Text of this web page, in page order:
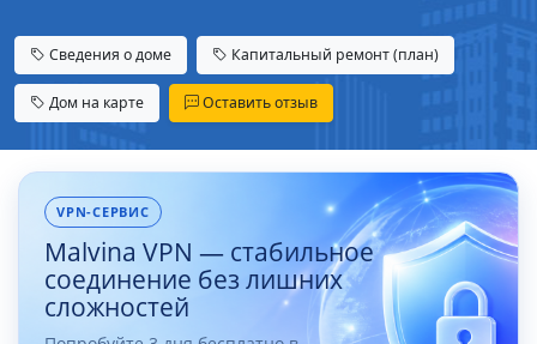
Сведения о доме Капитальный ремонт (план)
Дом на карте Оставить отзыв
VPN-СЕРВИС
Malvina VPN — стабильное
соединение без лишних
сложностей